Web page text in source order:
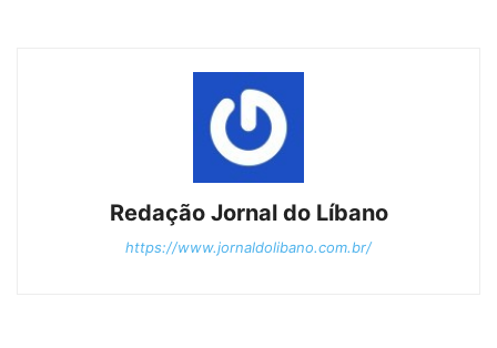
Redação Jornal do Líbano
https://www.jornaldolibano.com.br/